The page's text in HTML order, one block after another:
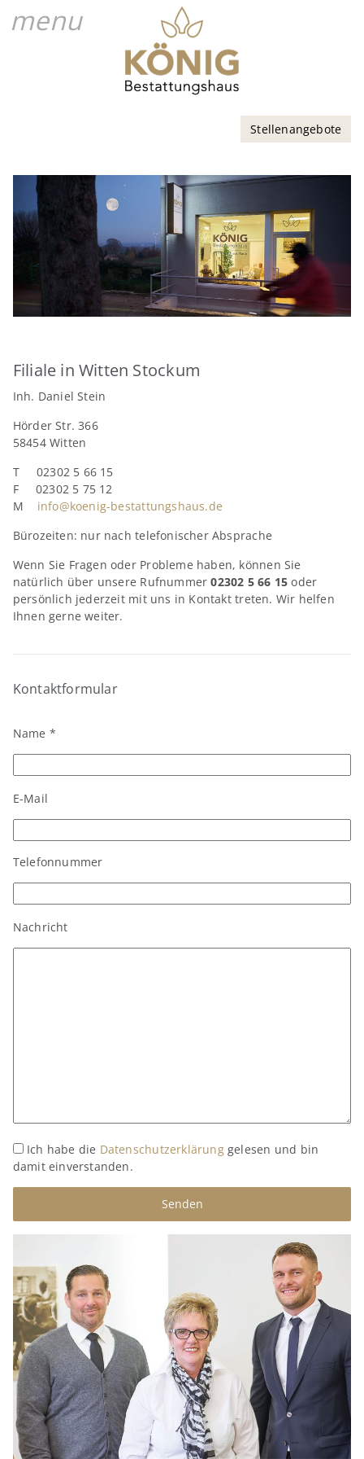
Stellenangebote
Filiale in Witten Stockum
Inh. Daniel Stein
Hörder Str. 366
58454 Witten
T 02302 5 66 15
F 02302 5 75 12
M info@koenig-bestattungshaus.de
Bürozeiten: nur nach telefonischer Absprache
Wenn Sie Fragen oder Probleme haben, können Sie
natürlich über unsere Rufnummer02302 5 66 15 oder
persönlich jederzeit mit uns in Kontakt treten. Wir helfen
Ihnen gerne weiter.
Kontaktformular
Name *
lasse
dieses
E-Mail
Telefonnummer
lasse
dieses
Nachricht
Ich habe die Datenschutzerklärunggelesen und bin
damit einverstanden.
menu